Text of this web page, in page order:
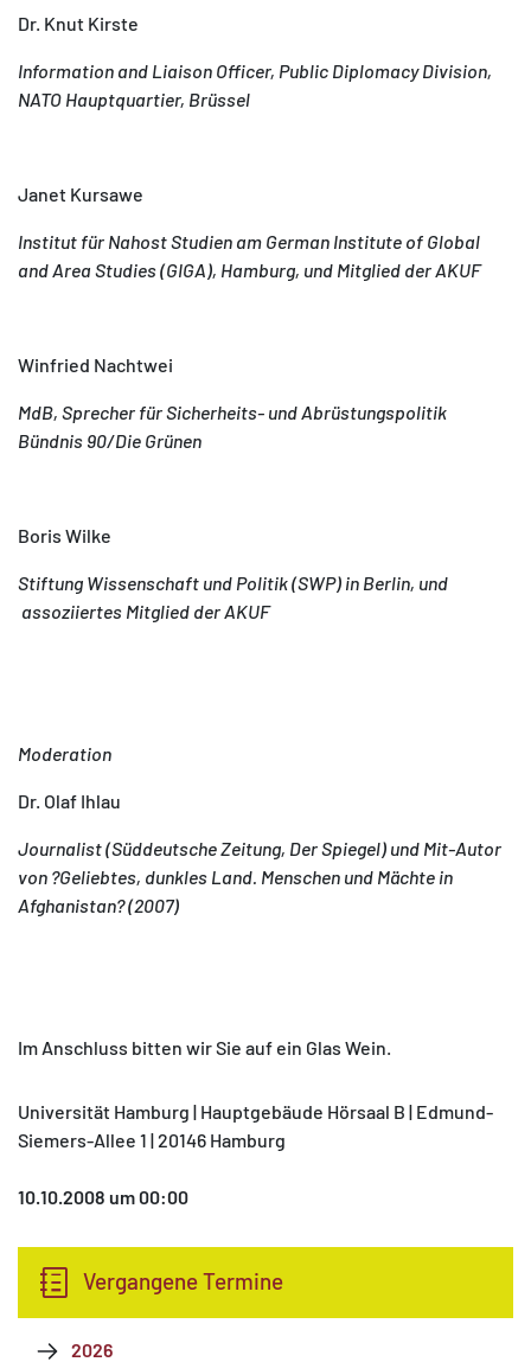
Dr. Knut Kirste
Information and Liaison Officer, Public Diplomacy Division,
NATO Hauptquartier, Brüssel
Janet Kursawe
Institut für Nahost Studien am German Institute of Global
and Area Studies (GIGA), Hamburg, und Mitglied der AKUF
Winfried Nachtwei
MdB, Sprecher für Sicherheits- und Abrüstungspolitik
Bündnis 90/Die Grünen
Boris Wilke
Stiftung Wissenschaft und Politik (SWP) in Berlin, und
assoziiertes Mitglied der AKUF
Moderation
Dr. Olaf Ihlau
Journalist (Süddeutsche Zeitung, Der Spiegel) und Mit-Autor
von ?Geliebtes, dunkles Land. Menschen und Mächte in
Afghanistan? (2007)
Im Anschluss bitten wir Sie auf ein Glas Wein.
Universität Hamburg | Hauptgebäude Hörsaal B | Edmund-
Siemers-Allee 1 | 20146 Hamburg
10.10.2008 um 00:00
Vergangene Termine
2026